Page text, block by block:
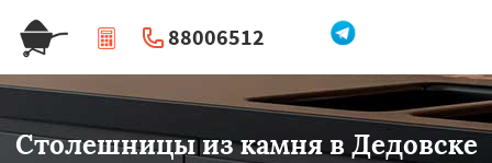
88006512
| Перезвоните мне
Столешницы из камня в Дедовске